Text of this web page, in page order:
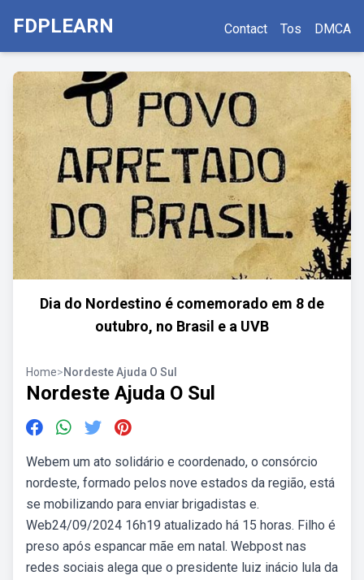
FDPLEARN Contact Tos DMCA
Dia do Nordestino é comemorado em 8 de
outubro, no Brasil e a UVB
Home>Nordeste Ajuda O Sul
Nordeste Ajuda O Sul
Webem um ato solidário e coordenado, o consórcio
nordeste, formado pelos nove estados da região, está
se mobilizando para enviar brigadistas e.
Web24/09/2024 16h19 atualizado há 15 horas. Filho é
preso após espancar mãe em natal. Webpost nas
redes sociais alega que o presidente luiz inácio lula da